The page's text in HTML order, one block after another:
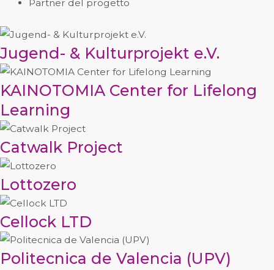
Partner del progetto
Jugend- & Kulturprojekt e.V.
KAINOTOMIA Center for Lifelong
Learning
Catwalk Project
Lottozero
Cellock LTD
Politecnica de Valencia (UPV)